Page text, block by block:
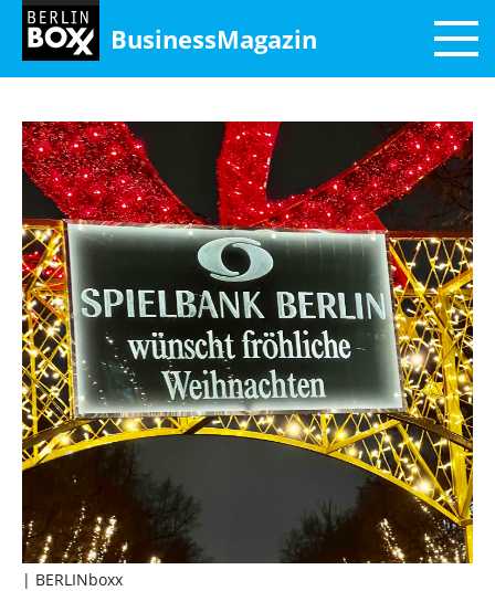
BusinessMagazin
| BERLINboxx